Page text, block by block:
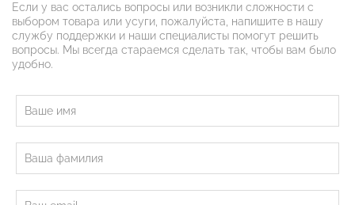
Если у вас остались вопросы или возникли сложности с
выбором товара или усуги, пожалуйста, напишите в нашу
службу поддержки и наши специалисты помогут решить
вопросы. Мы всегда стараемся сделать так, чтобы вам было
удобно.